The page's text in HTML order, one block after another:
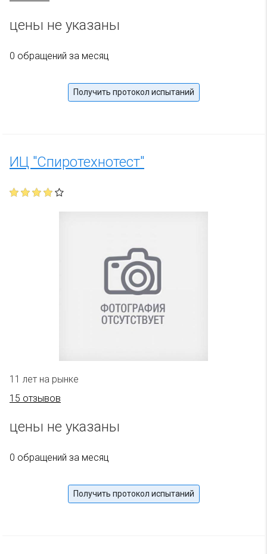
цены не указаны
0 обращений за месяц
Получить протокол испытаний
ИЦ "Спиротехнотест"
11 лет на рынке
15 отзывов
цены не указаны
0 обращений за месяц
Получить протокол испытаний